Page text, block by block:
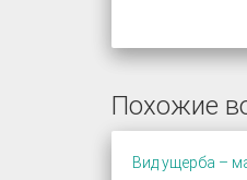
Похожие
Вид ущерба –